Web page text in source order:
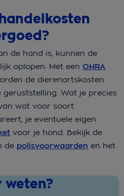
de hand is, kunnen de
oplopen. Met een OHRA
de dierenartskosten
geruststelling. Wat je precies
wat voor soort
je eventuele eigen
voor je hond. Bekijk de
de polisvoorwaarden en het
weten?